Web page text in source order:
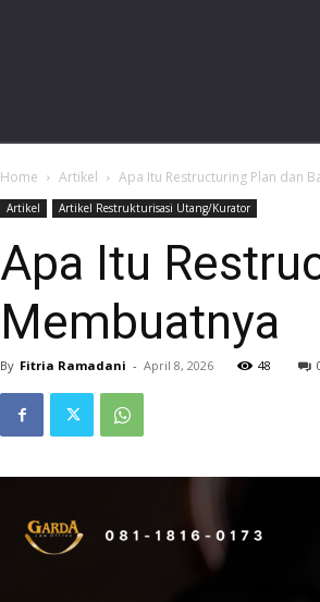
Home Artikel Apa Itu Restructuring Plan dan
Artikel Artikel Restrukturisasi Utang/Kurator
Apa Itu
Membuatnya
By Fitria Ramadani - April 8, 2026 48